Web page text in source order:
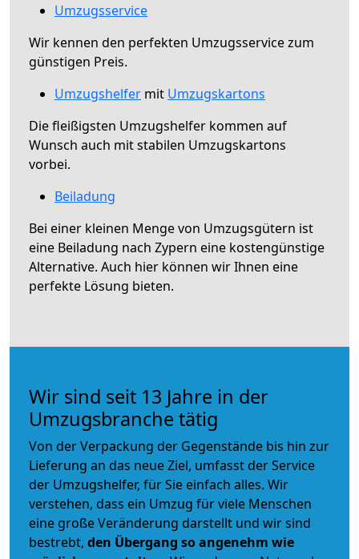
Umzugsservice
Wir kennen den perfekten Umzugsservice zum
günstigen Preis.
Umzugshelfer mit Umzugskartons
Die fleißigsten Umzugshelfer kommen auf
Wunsch auch mit stabilen Umzugskartons
vorbei.
Beiladung
Bei einer kleinen Menge von Umzugsgütern ist
eine Beiladung nach Zypern eine kostengünstige
Alternative. Auch hier können wir Ihnen eine
perfekte Lösung bieten.
Wir sind seit 13 Jahre in der
Umzugsbranche tätig
Von der Verpackung der Gegenstände bis hin zur
Lieferung an das neue Ziel, umfasst der Service
der Umzugshelfer, für Sie einfach alles. Wir
verstehen, dass ein Umzug für viele Menschen
eine große Veränderung darstellt und wir sind
bestrebt, den Übergang so angenehm wie